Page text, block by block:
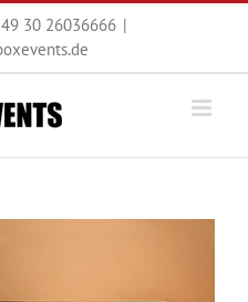
30 26036666 |